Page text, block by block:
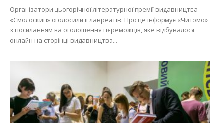
Організатори цьогорічної літературної премії видавництва
«Смолоскип» оголосили її лавреатів. Про це інформує «Читомо»
з посиланням на оголошення переможців, яке відбувалося
онлайн на сторінці видавництва...